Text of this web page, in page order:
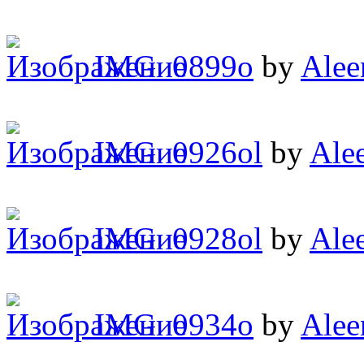
IMG_0899o by
IMG_0926ol by
IMG_0928ol by
IMG_0934o by